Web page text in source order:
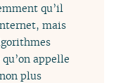
qu’il
mais
appelle
plus